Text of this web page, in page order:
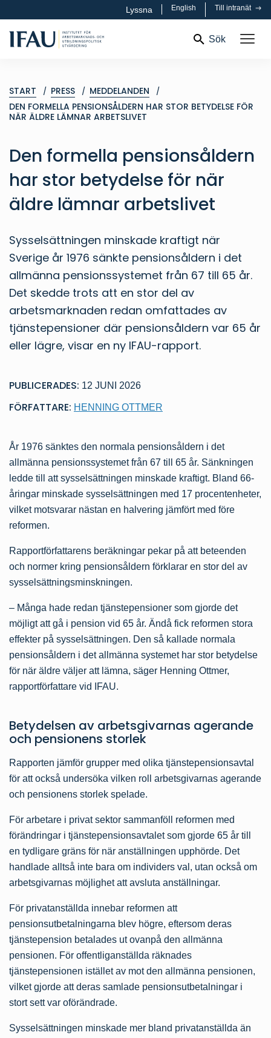
Lyssna English Till intranät
Sök
START PRESS
MEDDELANDEN
DEN FORMELLA PENSIONSÅLDERN HAR STOR BETYDELSE FÖR
NÄR ÄLDRE LÄMNAR ARBETSLIVET
Den formella pensionsåldern
har stor betydelse för när
äldre lämnar arbetslivet
Sysselsättningen minskade kraftigt när
Sverige år 1976 sänkte pensions­åldern i det
allmänna pensionssystemet från 67 till 65 år.
Det skedde trots att en stor del av
arbetsmarknaden redan omfattades av
tjänstepensioner där pensionsåldern var 65 år
eller lägre, visar en ny IFAU-rapport.
PUBLICERADES: 12 JUNI 2026
FÖRFATTARE: HENNING OTTMER
År 1976 sänktes den normala pensionsåldern i det
allmänna pensionssystemet från 67 till 65 år. Sänkningen
ledde till att sysselsättningen minskade kraftigt. Bland 66-
åringar minskade sysselsättningen med 17 procentenheter,
vilket motsvarar nästan en halvering jämfört med före
reformen.
Rapportförfattarens beräkningar pekar på att beteenden
och normer kring pensionsåldern förklarar en stor del av
sysselsättningsminskningen.
– Många hade redan tjänstepensioner som gjorde det
möjligt att gå i pension vid 65 år. Ändå fick reformen stora
effekter på sysselsättningen. Den så kallade normala
pensionsåldern i det allmänna systemet har stor betydelse
för när äldre väljer att lämna, säger Henning Ottmer,
rapportförfattare vid IFAU.
Betydelsen av arbetsgivarnas agerande
och pensionens storlek
Rapporten jämför grupper med olika tjänstepensionsavtal
för att också undersöka vilken roll arbetsgivarnas agerande
och pensionens storlek spelade.
För arbetare i privat sektor sammanföll reformen med
förändringar i tjänstepensionsavtalet som gjorde 65 år till
en tydligare gräns för när anställningen upphörde. Det
handlade alltså inte bara om individers val, utan också om
arbetsgivarnas möjlighet att avsluta anställningar.
För privatanställda innebar reformen att
pensionsutbetalningarna blev högre, eftersom deras
tjänstepension betalades ut ovanpå den allmänna
pensionen. För offentliganställda räknades
tjänstepensionen istället av mot den allmänna pensionen,
vilket gjorde att deras samlade pensionsutbetalningar i
stort sett var oförändrade.
Sysselsättningen minskade mer bland privatanställda än